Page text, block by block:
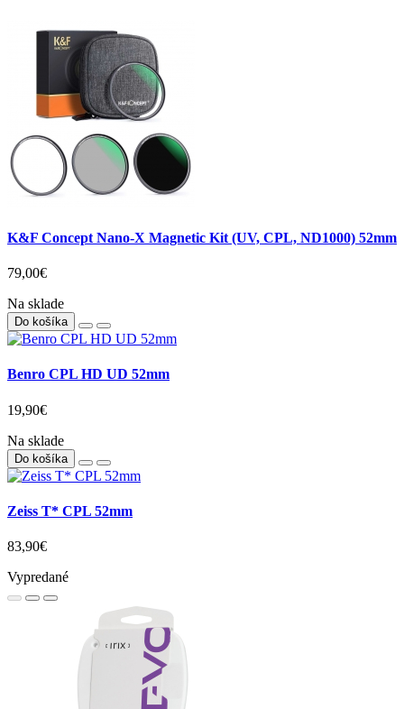
K&F Concept Nano-X Magnetic Kit (UV, CPL, ND1000) 52mm
79,00€
Na sklade
Do košíka
Benro CPL HD UD 52mm
19,90€
Na sklade
Do košíka
Zeiss T* CPL 52mm
83,90€
Vypredané